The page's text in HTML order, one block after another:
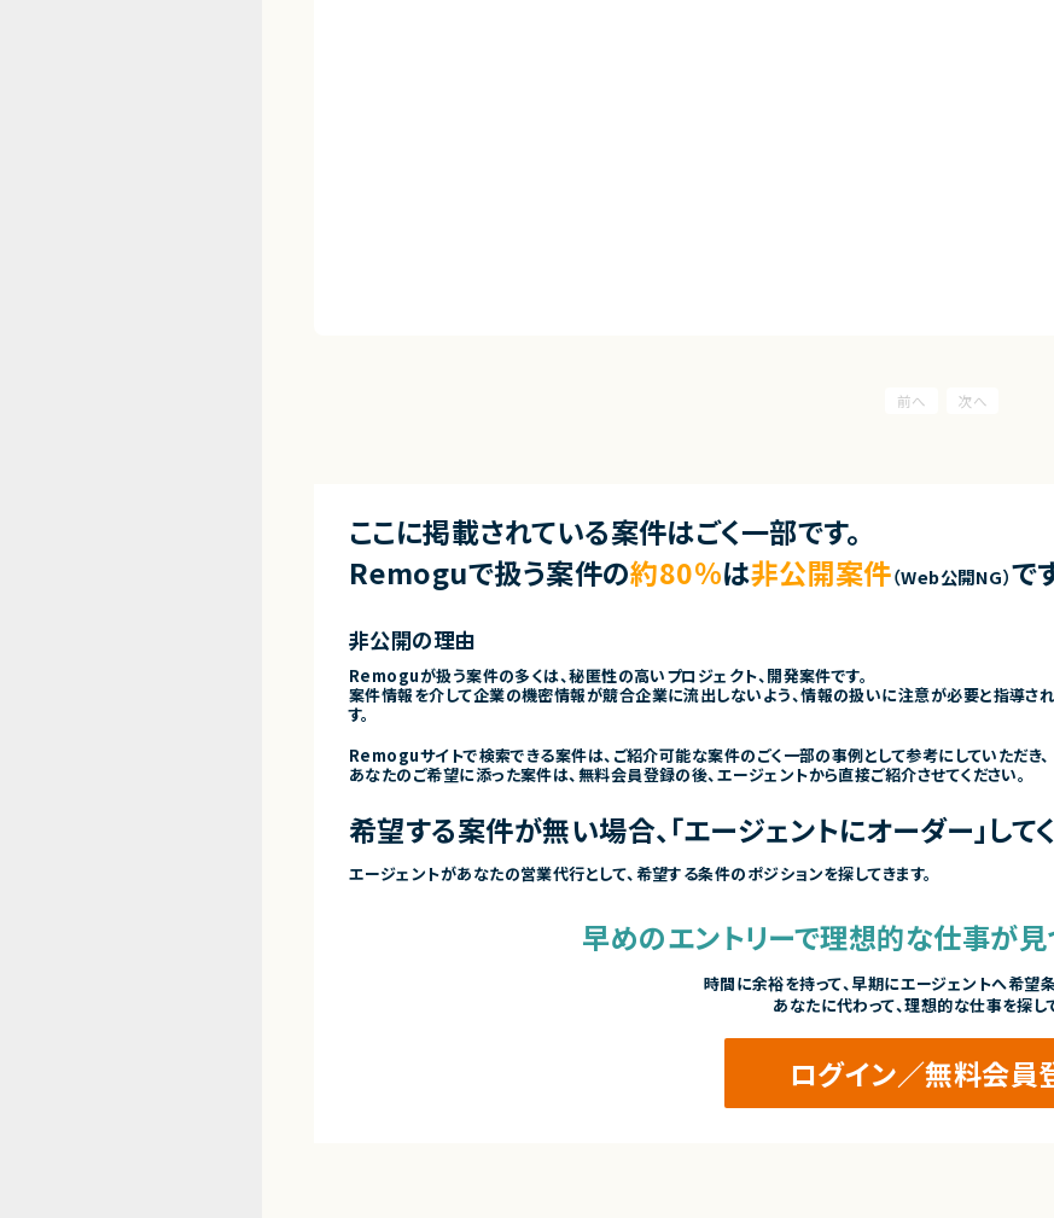
ここに掲載されている案件はごく一部です。
Remoguで扱う案件の約80％は非公開案件（Web公開NG）で
非公開の理由
Remoguが扱う案件の多くは、秘匿性の高いプロジェクト、開発案件です。
案件情報を介して企業の機密情報が競合企業に流出しないよう、情報の扱いに注意が必要と指導さ
す。
Remoguサイトで検索できる案件は、ご紹介可能な案件のごく一部の事例として参考にしていただき、
あなたのご希望に添った案件は、無料会員登録の後、エージェントから直接ご紹介させてください。
希望する案件が無い場合、「エージェントにオーダー」して
エージェントがあなたの営業代行として、希望する条件のポジションを探してきます。
早めのエントリーで理想的な仕事が見
時間に余裕を持って、早期にエージェントへ希望条
あなたに代わって、理想的な仕事を探して
ログイン／無料会員